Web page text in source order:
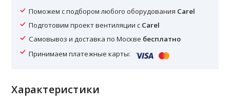
Поможем с подбором любого оборудования Carel
Подготовим проект вентиляции с Carel
Самовывоз и доставка по Москве бесплатно
Принимаем платежные карты:
Характеристики